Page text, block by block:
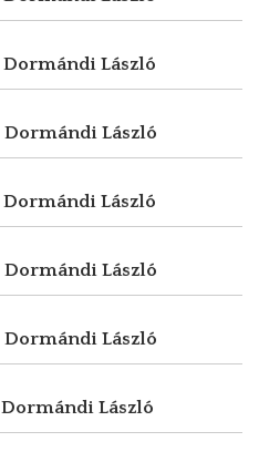
Dormándi László
Dormándi László
Dormándi László
Dormándi László
Dormándi László
Dormándi László